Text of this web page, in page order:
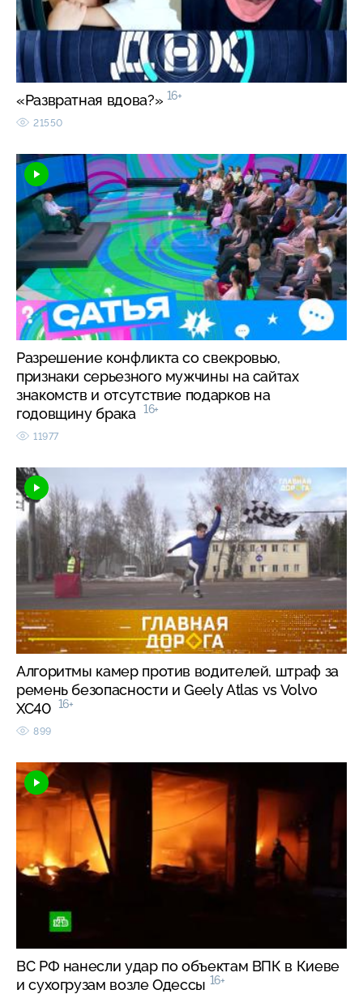
«Развратная вдова?» 16+
21550
Разрешение конфликта со свекровью,
признаки серьезного мужчины на сайтах
знакомств и отсутствие подарков на
годовщину брака
16+
11977
Алгоритмы камер против водителей, штраф за
ремень безопасности и Geely Atlas vs Volvo
XC40 16+
899
ВС РФ нанесли удар по объектам ВПК в Киеве
и сухогрузам возле Одессы 16+